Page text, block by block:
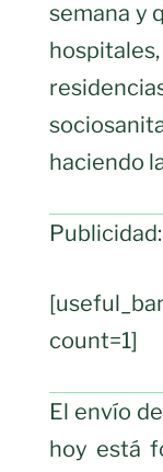
semana y
haciendo
Publicidad:
count=1]
El envío
hoy está